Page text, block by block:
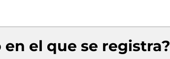
el que se registra?